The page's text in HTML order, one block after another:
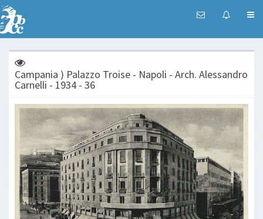
Campania ) Palazzo Troise - Napoli - Arch. Alessandro
Carnelli - 1934 - 36